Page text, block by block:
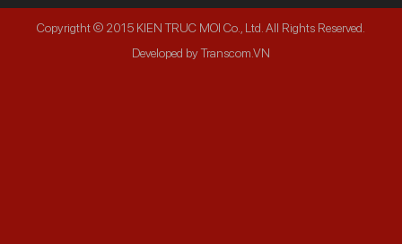
Developed by Transcom.VN
Copyrigtht © 2015 KIEN TRUC MOI Co., Ltd. All Rights Reserved.